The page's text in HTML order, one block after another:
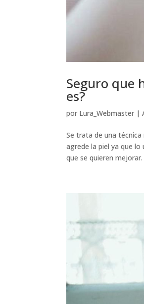
Seguro que
es?
por Lura_Webmaster |
Se trata de una
agrede la piel ya que
que se quieren mejorar.